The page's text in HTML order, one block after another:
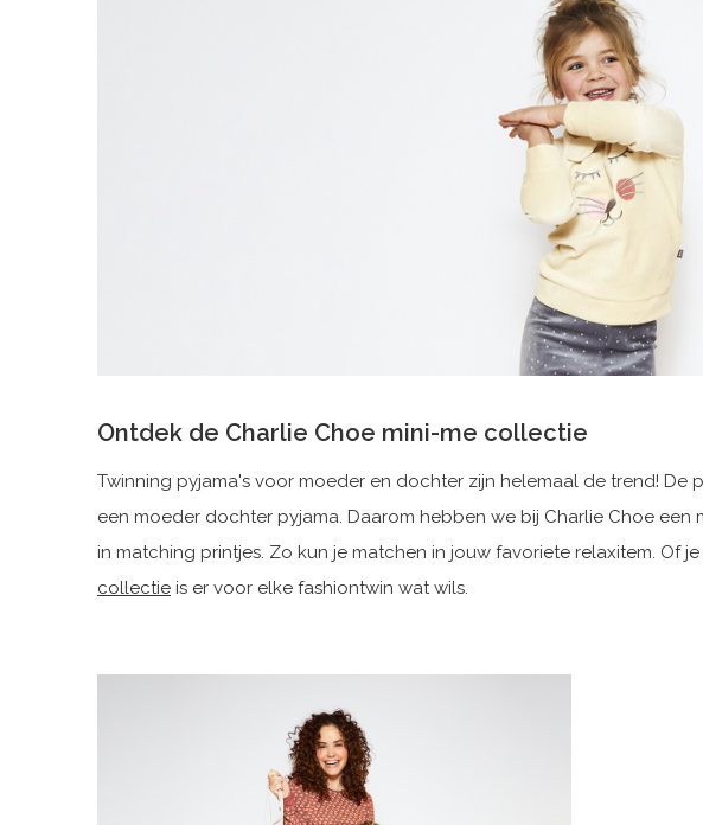
Ontdek de Charlie Choe mini-me collectie
Twinning pyjama's voor moeder en dochter zijn helemaal de trend!
een moeder dochter pyjama. Daarom hebben we bij Charlie Choe
in matching printjes. Zo kun je matchen in jouw favoriete relaxitem. Of
collectie is er voor elke fashiontwin wat wils.